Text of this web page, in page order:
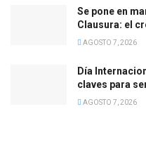
Se pone en
Clausura: el
AGOSTO 7, 2026
Día
claves para
AGOSTO 7, 2026